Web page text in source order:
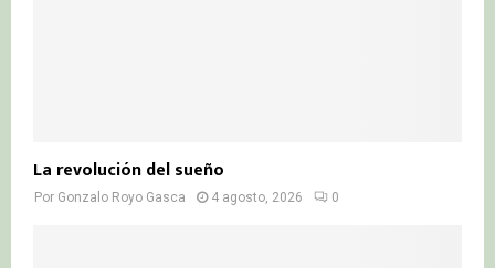
La revolución del sueño
Por Gonzalo Royo Gasca 4 agosto, 2026 0